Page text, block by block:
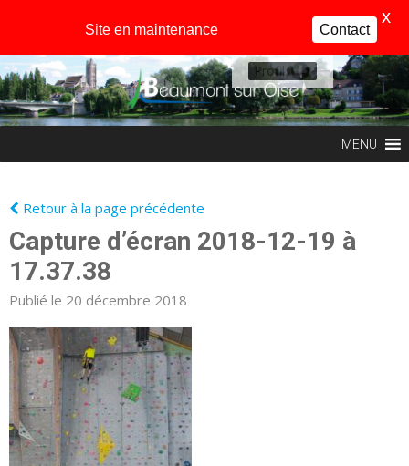
Profil
MENU
Retour à la page précédente
Capture d’écran 2018-12-19 à
17.37.38
Publié le 20 décembre 2018
Site en maintenance Contact
X